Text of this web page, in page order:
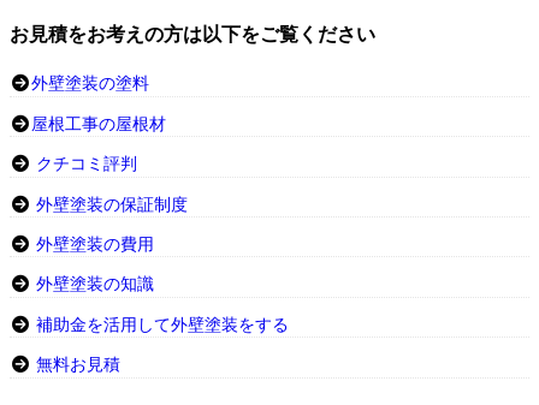
お見積をお考えの方は以下をご覧ください
外壁塗装の塗料
屋根工事の屋根材
クチコミ評判
外壁塗装の保証制度
外壁塗装の費用
外壁塗装の知識
補助金を活用して外壁塗装をする
無料お見積